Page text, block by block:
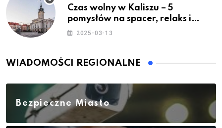
Czas wolny w Kaliszu – 5
pomysłów na spacer, relaks i
rodzinne atrakcje
2025-03-13
WIADOMOŚCI REGIONALNE
Bezpieczne Miasto